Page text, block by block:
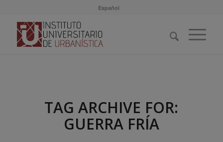
Español
TAG ARCHIVE FOR:
GUERRA FRÍA